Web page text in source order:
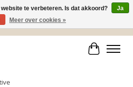
Voor 15.00 uur besteld, wordt dezelfde dag
te verbeteren. Is dat akkoord?
Ja
Meer over cookies »